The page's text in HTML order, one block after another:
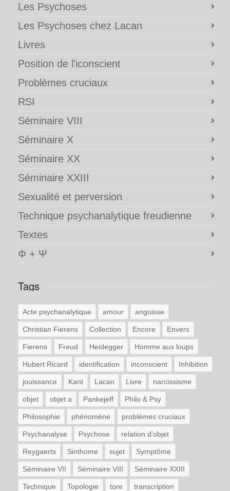
Les Psychoses
Les Psychoses chez Lacan
Livres
Position de l'iconscient
Problèmes cruciaux
RSI
Séminaire VIII
Séminaire X
Séminaire XX
Séminaire XXIII
Sexualité et perversion
Technique psychanalytique freudienne
Textes
Φ + Ψ
Tags
Acte psychanalytique amour angoisse
Christian Fierens Collection Encore Envers
Fierens Freud Heidegger Homme aux loups
Hubert Ricard identification inconscient Inhibition
jouissance Kant Lacan Livre narcissisme
objet objet a Pankejeff Philo & Psy
Philosophie phénomène problèmes cruciaux
Psychanalyse Psychose relation d'objet
Reygaerts Sinthome sujet Symptôme
Séminaire VII Séminaire VIII Séminaire XXIII
Technique Topologie tore transcription